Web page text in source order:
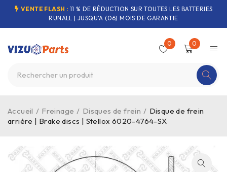
VENTE FLASH : 11 % DE RÉDUCTION SUR TOUTES LES BATTERIES
RUNALL | JUSQU'A (06) MOIS DE GARANTIE
0 0
Accueil / Freinage / Disques de frein / Disque de frein
arrière | Brake discs | Stellox 6020-4764-SX